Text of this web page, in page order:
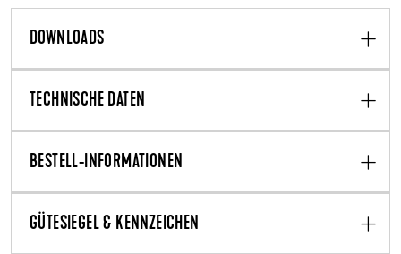
DOWNLOADS
TECHNISCHE DATEN
BESTELL-INFORMATIONEN
GÜTESIEGEL & KENNZEICHEN